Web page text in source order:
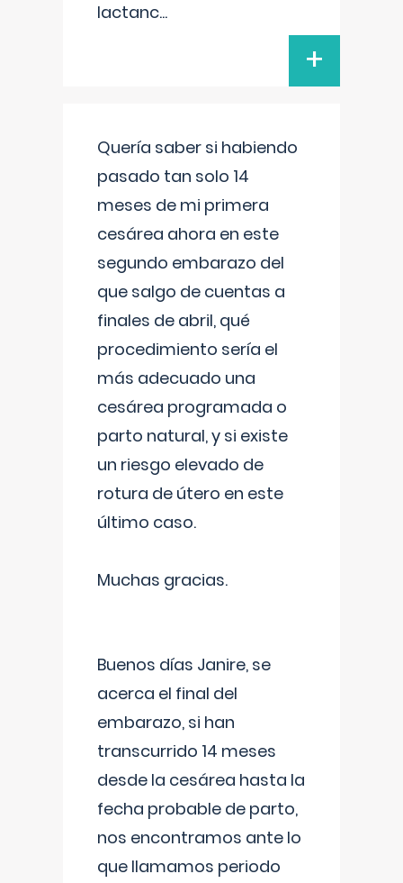
lactanc...
+
Quería saber si habiendo
pasado tan solo 14
meses de mi primera
cesárea ahora en este
segundo embarazo del
que salgo de cuentas a
finales de abril, qué
procedimiento sería el
más adecuado una
cesárea programada o
parto natural, y si existe
un riesgo elevado de
rotura de útero en este
último caso.
Muchas gracias.
Buenos días Janire, se
acerca el final del
embarazo, si han
transcurrido 14 meses
desde la cesárea hasta la
fecha probable de parto,
nos encontramos ante lo
que llamamos periodo